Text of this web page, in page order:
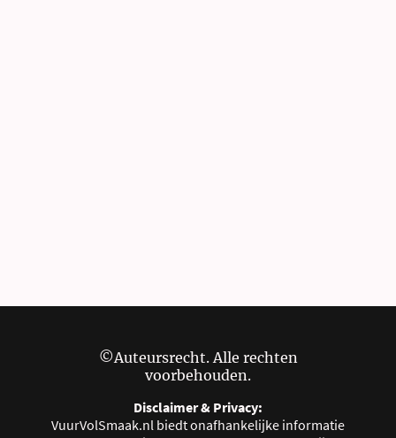
©Auteursrecht. Alle rechten
voorbehouden.
Disclaimer & Privacy:
VuurVolSmaak.nl biedt onafhankelijke informatie